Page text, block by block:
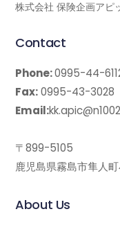
株式会社 保険企画アピ
Contact
Phone:0995-44-
Fax:0995-43-3028
Email:
〒899-5105
鹿児島県霧島市隼人町
About Us